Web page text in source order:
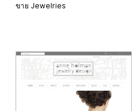
ขาย Jewelries